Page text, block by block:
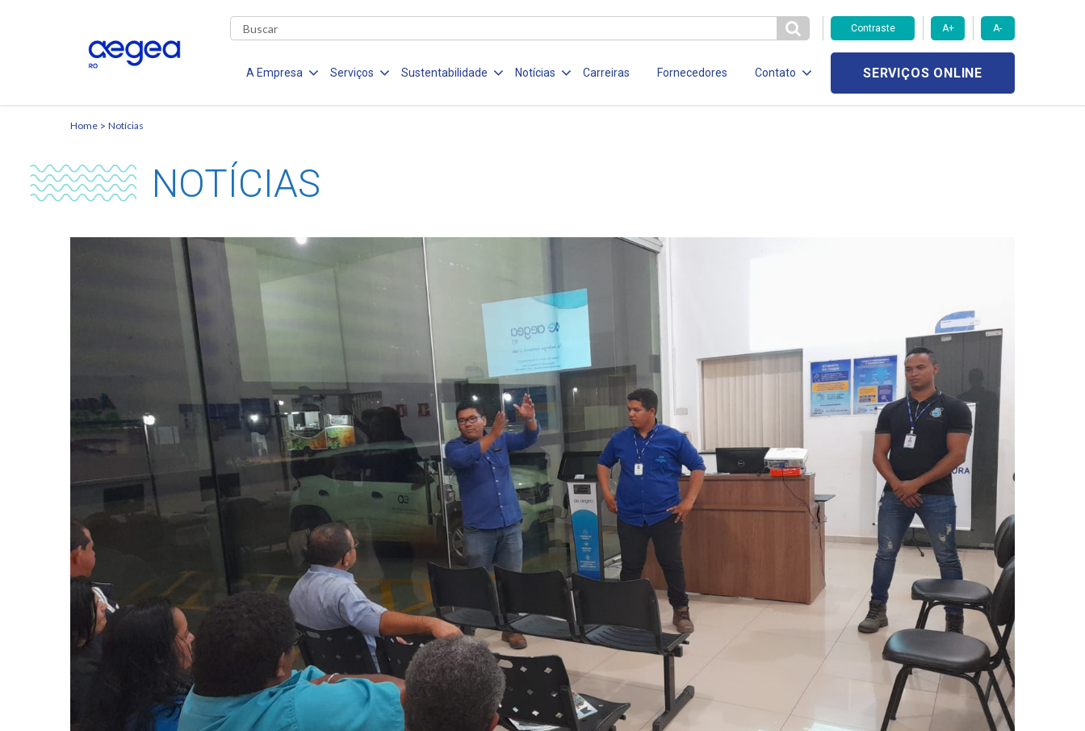
Contraste A+ A-
A Empresa Serviços Sustentabilidade Notícias Carreiras Fornecedores Contato SERVIÇOS ONLINE
Home Notícias
NOTÍCIAS